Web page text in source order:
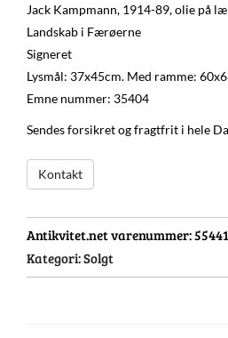
Jack Kampmann, 1914-89, olie på
Landskab i Færøerne
Signeret
Lysmål: 37x45cm. Med ramme:
Emne nummer: 35404
Sendes forsikret og fragtfrit i hele
Kontakt
Antikvitet.net varenummer:
Kategori:Solgt